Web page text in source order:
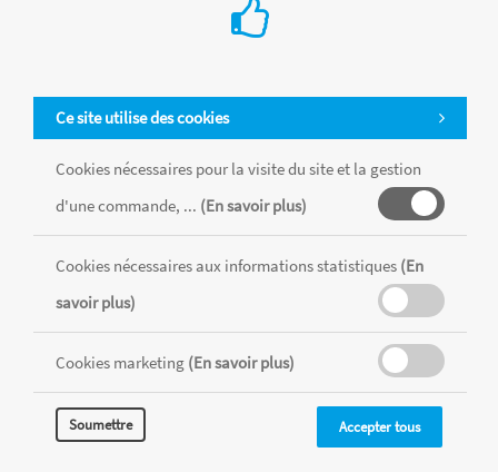
Ce site utilise des cookies
Cookies nécessaires pour la visite du site et la gestion
d'une commande, ... (En savoir plus)
Cookies nécessaires aux informations statistiques (En
savoir plus)
Cookies marketing (En savoir plus)
Soumettre Accepter tous
Tous les produits sont vendus dans la limite des stocks disponibles de
chaque magasin, toutes taxes comprises.
CONDITIONS GÉNÉRALES
RÉALISÉ AVEC MERCATOR
CMS